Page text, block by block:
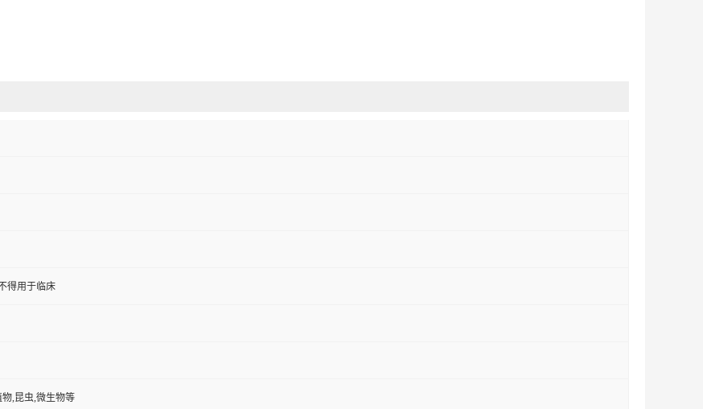
得用于临床
,昆虫,微生物等